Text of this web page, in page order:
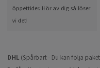
öppettider. Hör av dig så löser
vi det!
DHL (Spårbart - Du kan följa